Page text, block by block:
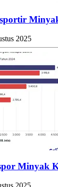
2025
Minyak
2025